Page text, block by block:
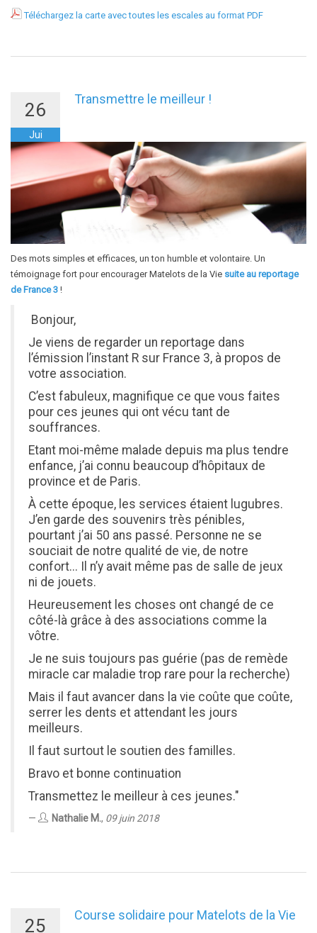
Téléchargez la carte avec toutes les escales au format PDF
26
Jui
Transmettre le meilleur !
Des mots simples et efficaces, un ton humble et volontaire. Un
témoignage fort pour encourager Matelots de la Vie suite au reportage
de France 3 !
Bonjour,
Je viens de regarder un reportage dans
l’émission l’instant R sur France 3, à propos de
votre association.
C’est fabuleux, magnifique ce que vous faites
pour ces jeunes qui ont vécu tant de
souffrances.
Etant moi-même malade depuis ma plus tendre
enfance, j’ai connu beaucoup d’hôpitaux de
province et de Paris.
À cette époque, les services étaient lugubres.
J’en garde des souvenirs très pénibles,
pourtant j’ai 50 ans passé. Personne ne se
souciait de notre qualité de vie, de notre
confort... Il n’y avait même pas de salle de jeux
ni de jouets.
Heureusement les choses ont changé de ce
côté-là grâce à des associations comme la
vôtre.
Je ne suis toujours pas guérie (pas de remède
miracle car maladie trop rare pour la recherche)
Mais il faut avancer dans la vie coûte que coûte,
serrer les dents et attendant les jours
meilleurs.
Il faut surtout le soutien des familles.
Bravo et bonne continuation
Transmettez le meilleur à ces jeunes."
Nathalie M., 09 juin 2018
25
Course solidaire pour Matelots de la Vie